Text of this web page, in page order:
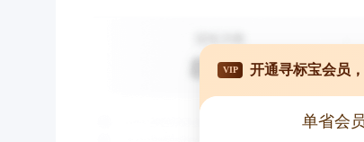
VIP 开通寻标宝会员
单省会员